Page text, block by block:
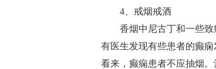
4、戒烟戒酒
香烟中尼古丁和一些
有医生发现有些患者的癫
看来，癫痫患者不应抽烟